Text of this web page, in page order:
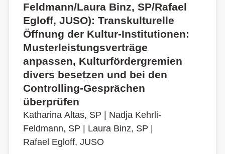
Feldmann/Laura Binz, SP/Rafael
Egloff, JUSO): Transkulturelle
Öffnung der Kultur-Institutionen:
Musterleistungsverträge
anpassen, Kulturfördergremien
divers besetzen und bei den
Controlling-Gesprächen
überprüfen
Katharina Altas, SP
Nadja Kehrli-
Feldmann, SP
Laura Binz, SP
Rafael Egloff, JUSO